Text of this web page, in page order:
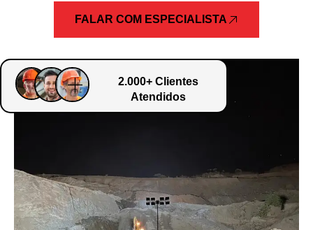
FALAR COM ESPECIALISTA
2.000+ Clientes
Atendidos